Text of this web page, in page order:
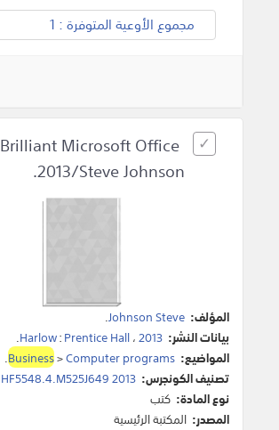
مجموع الأوعية المتوفرة : 1
Brilliant Microsoft Office
2013/Steve Johnson.
المؤلف: Johnson Steve
.
بيانات النشر:
Harlow:Prentice Hall،2013
.
المواضيع:
Business>Computer programs
.
تصنيف الكونجرس: HF5548.4.M525J649 2013
نوع المادة: كتب
المصدر: المكتبة الرئيسية